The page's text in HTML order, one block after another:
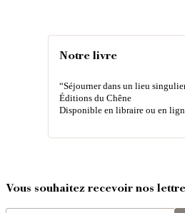
Notre livre
“Séjourner dans un lieu
Éditions du Chêne
Disponible en libraire ou en
Vous souhaitez recevoir nos